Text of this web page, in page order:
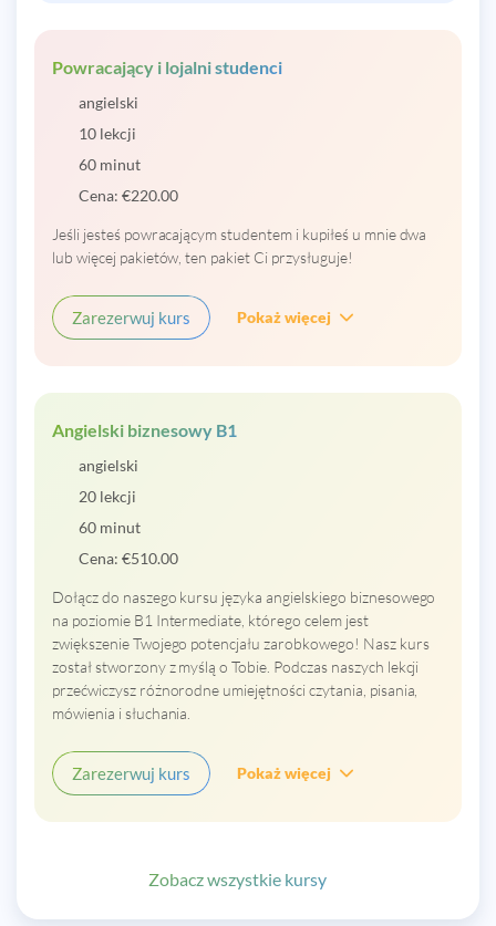
Powracający i lojalni studenci
angielski
10 lekcji
60 minut
Cena: €220.00
Jeśli jesteś powracającym studentem i kupiłeś u mnie dwa
lub więcej pakietów, ten pakiet Ci przysługuje!
Zarezerwuj kurs Pokaż więcej
Angielski biznesowy B1
angielski
20 lekcji
60 minut
Cena: €510.00
Dołącz do naszego kursu języka angielskiego biznesowego
na poziomie B1 Intermediate, którego celem jest
zwiększenie Twojego potencjału zarobkowego! Nasz kurs
został stworzony z myślą o Tobie. Podczas naszych lekcji
przećwiczysz różnorodne umiejętności czytania, pisania,
mówienia i słuchania.
Zarezerwuj kurs Pokaż więcej
Zobacz wszystkie kursy